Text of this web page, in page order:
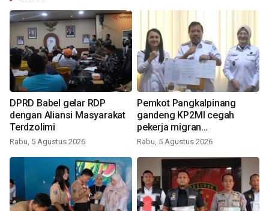
DPRD Babel gelar RDP
dengan Aliansi Masyarakat
Terdzolimi
Rabu, 5 Agustus 2026
Pemkot Pangkalpinang
gandeng KP2MI cegah
pekerja migran
nonprosedural
Rabu, 5 Agustus 2026